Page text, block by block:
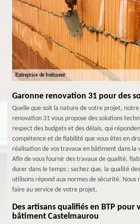
Garonne renovation 31 pour des
Quelle que soit la nature de votre projet,
renovation 31 vous propose des solutions
respect des budgets et des délais, qui
compétence et de fiabilité que vous êtes en
réalisation de vos travaux en bâtiment dans la
Afin de vous fournir des travaux de qualité,
durer dans le temps ; sachez que, la qualité
utilisons répond aux normes de sécurité. Nous
faire au service de votre projet.
Des artisans qualifiés en BTP pour
bâtiment Castelmaurou